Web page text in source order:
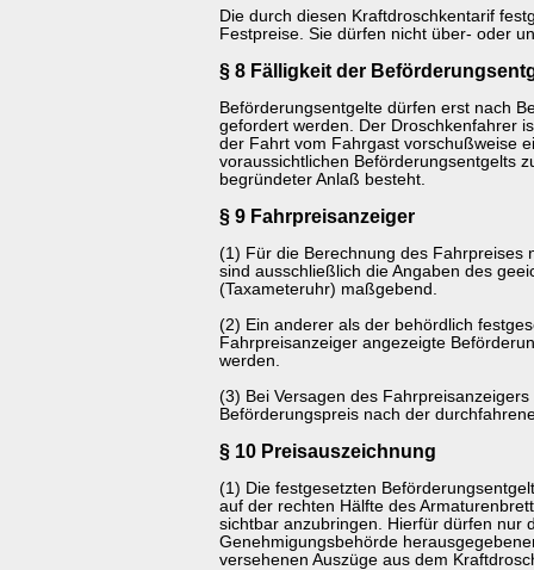
Die durch diesen Kraftdroschkentarif
Festpreise. Sie dürfen nicht über- oder
§ 8 Fälligkeit der
Beförderungsentgelte dürfen erst nach
gefordert werden. Der Droschkenfahrer
der Fahrt vom Fahrgast vorschußweise
voraussichtlichen Beförderungsentgelts
begründeter Anlaß besteht.
§ 9 Fahrpreisanzeiger
(1) Für die Berechnung des Fahrpreises
sind ausschließlich die Angaben des
(Taxameteruhr) maßgebend.
(2) Ein anderer als der behördlich
Fahrpreisanzeiger angezeigte
werden.
(3) Bei Versagen des
Beförderungspreis nach der
§ 10 Preisauszeichnung
(1) Die festgesetzten
auf der rechten Hälfte des
sichtbar anzubringen. Hierfür dürfen nur
Genehmigungsbehörde
versehenen Auszüge aus dem